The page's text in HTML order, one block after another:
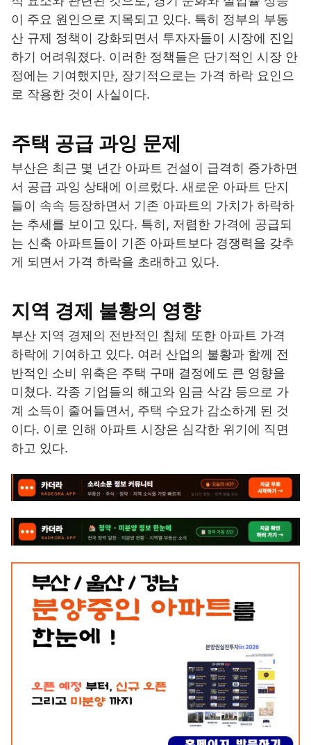
이 주요 원인으로 지목되고 있다. 특히 정부의 부동
산 규제 정책이 강화되면서 투자자들이 시장에 진입
하기 어려워졌다. 이러한 정책들은 단기적인 시장 안
정에는 기여했지만, 장기적으로는 가격 하락 요인으
로 작용한 것이 사실이다.
주택 공급 과잉 문제
부산은 최근 몇 년간 아파트 건설이 급격히 증가하면
서 공급 과잉 상태에 이르렀다. 새로운 아파트 단지
들이 속속 등장하면서 기존 아파트의 가치가 하락하
는 추세를 보이고 있다. 특히, 저렴한 가격에 공급되
는 신축 아파트들이 기존 아파트보다 경쟁력을 갖추
게 되면서 가격 하락을 초래하고 있다.
지역 경제 불황의 영향
부산 지역 경제의 전반적인 침체 또한 아파트 가격
하락에 기여하고 있다. 여러 산업의 불황과 함께 전
반적인 소비 위축은 주택 구매 결정에도 큰 영향을
미쳤다. 각종 기업들의 해고와 임금 삭감 등으로 가
계 소득이 줄어들면서, 주택 수요가 감소하게 된 것
이다. 이로 인해 아파트 시장은 심각한 위기에 직면
하고 있다.